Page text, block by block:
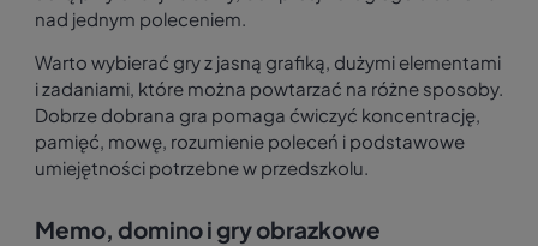
nad jednym poleceniem.
Warto wybierać gry z jasną grafiką, dużymi elementami
i zadaniami, które można powtarzać na różne sposoby.
Dobrze dobrana gra pomaga ćwiczyć koncentrację,
pamięć, mowę, rozumienie poleceń i podstawowe
umiejętności potrzebne w przedszkolu.
Memo, domino i gry obrazkowe